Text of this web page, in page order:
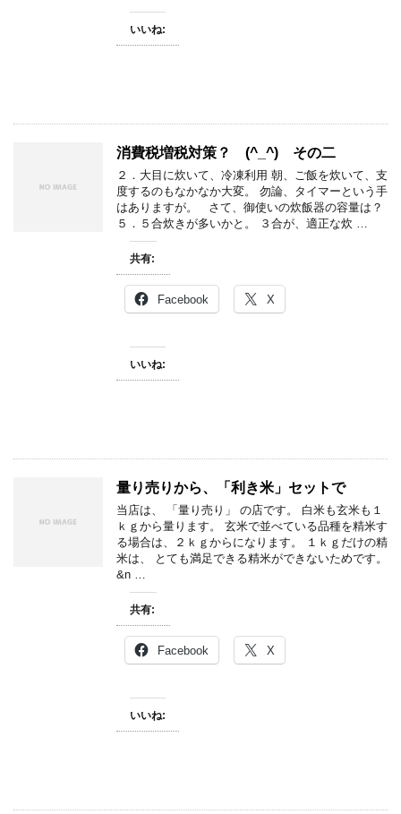
いいね:
消費税増税対策？ (^_^) その二
２．大目に炊いて、冷凍利用 朝、ご飯を炊いて、支
度するのもなかなか大変。 勿論、タイマーという手
はありますが。 さて、御使いの炊飯器の容量は？
５．５合炊きが多いかと。 ３合が、適正な炊 …
共有:
Facebook X
いいね:
量り売りから、「利き米」セットで
当店は、 「量り売り」 の店です。 白米も玄米も１
ｋｇから量ります。 玄米で並べている品種を精米す
る場合は、２ｋｇからになります。 １ｋｇだけの精
米は、 とても満足できる精米ができないためです。
&n …
共有:
Facebook X
いいね: